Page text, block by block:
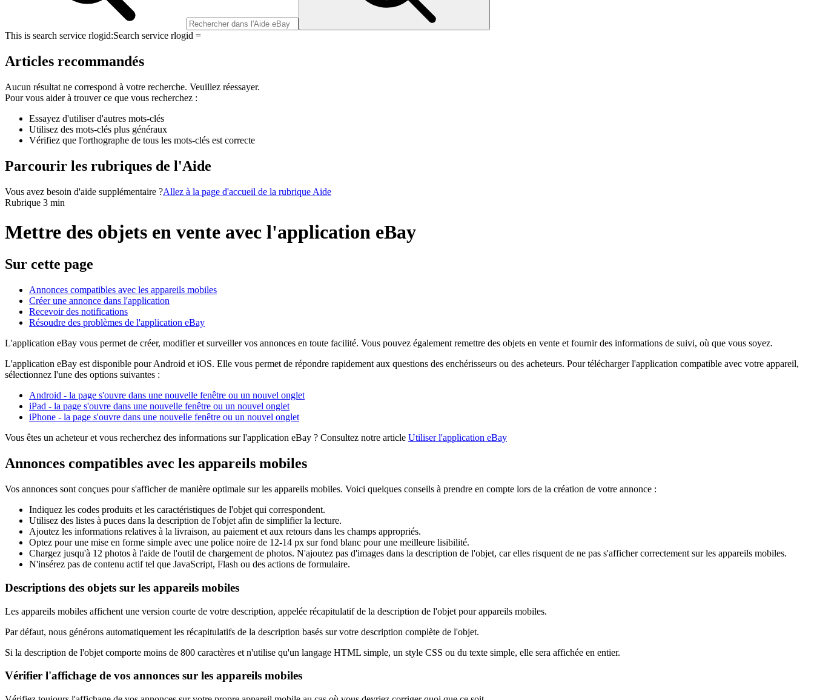
This is search service rlogid:Search service rlogid =
Articles recommandés
Aucun résultat ne correspond à votre recherche. Veuillez réessayer.
Pour vous aider à trouver ce que vous recherchez :
Essayez d'utiliser d'autres mots-clés
Utilisez des mots-clés plus généraux
Vérifiez que l'orthographe de tous les mots-clés est correcte
Parcourir les rubriques de l'Aide
Vous avez besoin d'aide supplémentaire ?Allez à la page d'accueil de la rubrique Aide
Rubrique 3 min
Mettre des objets en vente avec l'application eBay
Sur cette page
Annonces compatibles avec les appareils mobiles
Créer une annonce dans l'application
Recevoir des notifications
Résoudre des problèmes de l'application eBay
L'application eBay vous permet de créer, modifier et surveiller vos annonces en toute facilité. Vous pouvez également remettre des objets en vente et fournir des informations de suivi, où que vous soyez.
L'application eBay est disponible pour Android et iOS. Elle vous permet de répondre rapidement aux questions des enchérisseurs ou des acheteurs. Pour télécharger l'application compatible avec votre appareil,
sélectionnez l'une des options suivantes :
Android - la page s'ouvre dans une nouvelle fenêtre ou un nouvel onglet
iPad - la page s'ouvre dans une nouvelle fenêtre ou un nouvel onglet
iPhone - la page s'ouvre dans une nouvelle fenêtre ou un nouvel onglet
Vous êtes un acheteur et vous recherchez des informations sur l'application eBay ? Consultez notre article Utiliser l'application eBay
Annonces compatibles avec les appareils mobiles
Vos annonces sont conçues pour s'afficher de manière optimale sur les appareils mobiles. Voici quelques conseils à prendre en compte lors de la création de votre annonce :
Indiquez les codes produits et les caractéristiques de l'objet qui correspondent.
Utilisez des listes à puces dans la description de l'objet afin de simplifier la lecture.
Ajoutez les informations relatives à la livraison, au paiement et aux retours dans les champs appropriés.
Optez pour une mise en forme simple avec une police noire de 12-14 px sur fond blanc pour une meilleure lisibilité.
Chargez jusqu'à 12 photos à l'aide de l'outil de chargement de photos. N'ajoutez pas d'images dans la description de l'objet, car elles risquent de ne pas s'afficher correctement sur les appareils mobiles.
N'insérez pas de contenu actif tel que JavaScript, Flash ou des actions de formulaire.
Descriptions des objets sur les appareils mobiles
Les appareils mobiles affichent une version courte de votre description, appelée récapitulatif de la description de l'objet pour appareils mobiles.
Par défaut, nous générons automatiquement les récapitulatifs de la description basés sur votre description complète de l'objet.
Si la description de l'objet comporte moins de 800 caractères et n'utilise qu'un langage HTML simple, un style CSS ou du texte simple, elle sera affichée en entier.
Vérifier l'affichage de vos annonces sur les appareils mobiles